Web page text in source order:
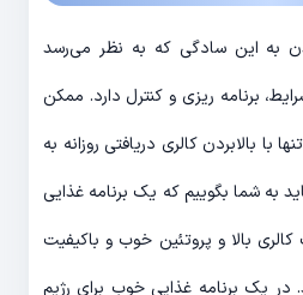
به این سادگی که به نظر می‌رسد
برنامه ریزی و کنترل دارد. ممکن
با بالابردن کالری دریافتی روزانه به
به شما بگوییم که یک برنامه غذایی
بالا و پروتئین خوب و باکیفیت
در یک برنامه غذایی خوب برای رژیم